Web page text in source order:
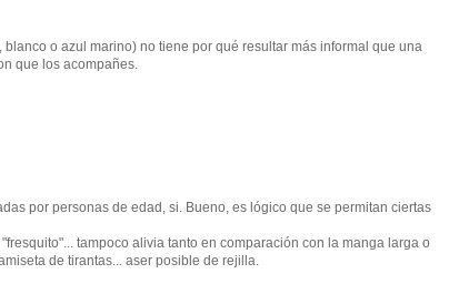
o azul marino) no tiene por qué resultar más informal que una
que los acompañes.
por personas de edad, si. Bueno, es lógico que se permitan ciertas
tampoco alivia tanto en comparación con la manga larga o
de tirantas... aser posible de rejilla.